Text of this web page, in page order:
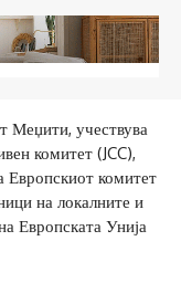
Меџити, учествува
комитет (JCC),
Европскиот комитет
на локалните и
Европската Унија